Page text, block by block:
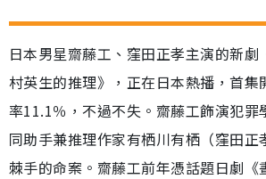
日本男星齋藤工、窪田正孝主演的新劇
村英生的推理》，正在日本熱播，首集
率11.1％，不過不失。齋藤工飾演犯罪
同助手兼推理作家有栖川有栖（窪田正
棘手的命案。齋藤工前年憑話題日劇《